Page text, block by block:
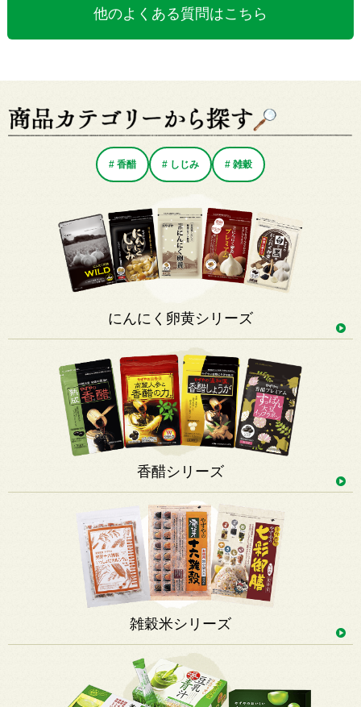
他のよくある質問はこちら
# 香醋 # しじみ # 雑穀
にんにく卵黄シリーズ
香醋シリーズ
雑穀米シリーズ